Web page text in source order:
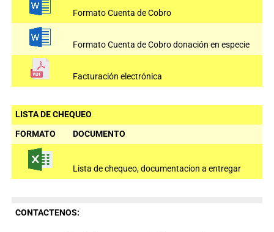
Formato Cuenta de Cobro
Formato Cuenta de Cobro donación en especie
Facturación electrónica
LISTA DE CHEQUEO
FORMATO
DOCUMENTO
Lista de chequeo, documentacion a entregar
CONTACTENOS: